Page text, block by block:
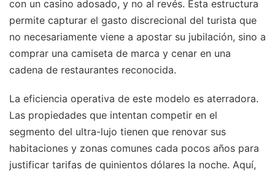
con un casino adosado, y no al revés. Esta estructura
permite capturar el gasto discrecional del turista que
no necesariamente viene a apostar su jubilación, sino a
comprar una camiseta de marca y cenar en una
cadena de restaurantes reconocida.
La eficiencia operativa de este modelo es aterradora.
Las propiedades que intentan competir en el
segmento del ultra-lujo tienen que renovar sus
habitaciones y zonas comunes cada pocos años para
justificar tarifas de quinientos dólares la noche. Aquí,